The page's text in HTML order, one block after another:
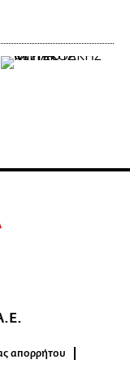
απορρήτου